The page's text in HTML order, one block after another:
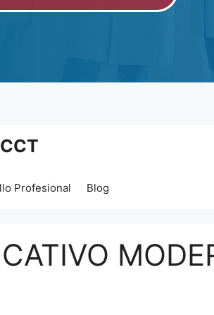
Profesional Blog